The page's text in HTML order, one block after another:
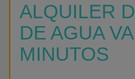
ALQUILER
DE AGUA
MINUTOS